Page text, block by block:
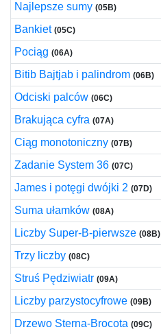
Najlepsze sumy (05B)
Bankiet (05C)
Pociąg (06A)
Bitib Bajtjab i palindrom (06B)
Odciski palców (06C)
Brakująca cyfra (07A)
Ciąg monotoniczny (07B)
Zadanie System 36 (07C)
James i potęgi dwójki 2 (07D)
Suma ułamków (08A)
Liczby Super-B-pierwsze (08B)
Trzy liczby (08C)
Struś Pędziwiatr (09A)
Liczby parzystocyfrowe (09B)
Drzewo Sterna-Brocota (09C)